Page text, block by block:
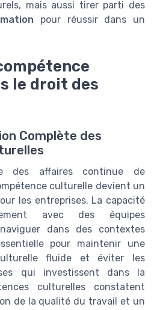
mais aussi tirer parti des
pour réussir dans un
le droit des
Complète des
des affaires continue de
culturelle devient un
les entreprises. La capacité
avec des équipes
dans des contextes
pour maintenir une
fluide et éviter les
qui investissent dans la
culturelles constatent
de la qualité du travail et un